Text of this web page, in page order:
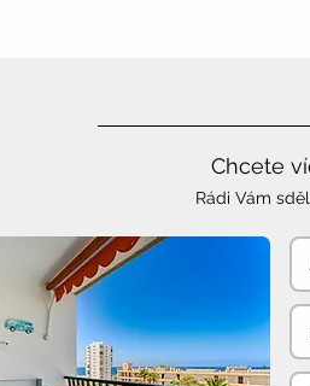
Chcete
Rádi Vám